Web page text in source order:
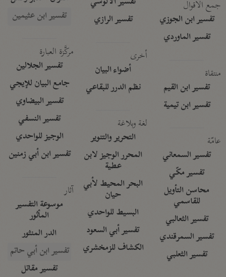
جمع الأقوال
تفسير ابن الجوزي
تفسير الماوردي
منتقاة
تفسير ابن القيم
تفسير ابن تيمية
عامّة
تفسير السمعاني
تفسير مكّي
محاسن التأويل
للقاسمي
تفسير الثعالبي
تفسير السمرقندي
تفسير الثعلبي
تفسير الرازي
أخرى
أضواء البيان
نظم الدرر للبقاعي
لغة وبلاغة
التحرير والتنوير
المحرر الوجيز لابن
عطية
البحر المحيط لأبي
حيان
البسيط للواحدي
تفسير أبي السعود
الكشاف للزمخشري
تفسير ابن عثيمين
مركَّزة العبارة
تفسير الجلالين
جامع البيان للإيجي
تفسير البيضاوي
تفسير النسفي
الوجيز للواحدي
تفسير ابن أبي زمنين
آثار
موسوعة التفسير
المأثور
الدر المنثور
تفسير ابن أبي حاتم
تفسير مقاتل